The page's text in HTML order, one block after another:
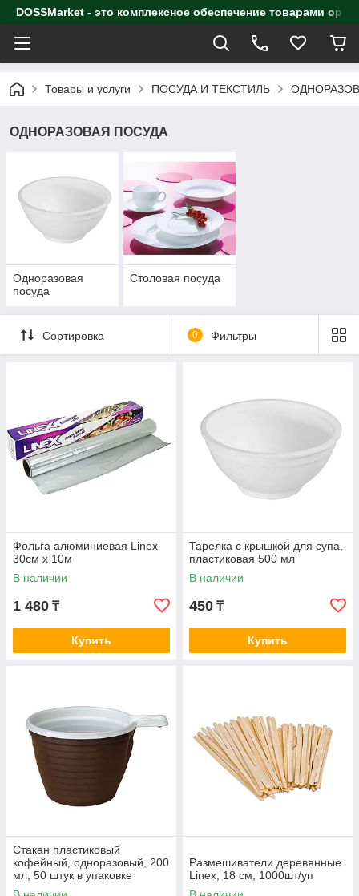
DOSSMarket - это комплексное обеспечение товарами
Товары и услуги ПОСУДА И ТЕКСТИЛЬ
ОДНОРАЗОВАЯ ПОСУДА
Одноразовая
посуда
Столовая посуда
Сортировка 0 Фильтры
Фольга алюминиевая Linex
30см х 10м
В наличии
1 480 ₸
Купить
Тарелка с крышкой для супа,
пластиковая 500 мл
В наличии
450 ₸
Купить
Стакан пластиковый
кофейный, одноразовый, 200
мл, 50 штук в упаковке
Размешиватели деревянные
Linex, 18 см, 1000шт/уп